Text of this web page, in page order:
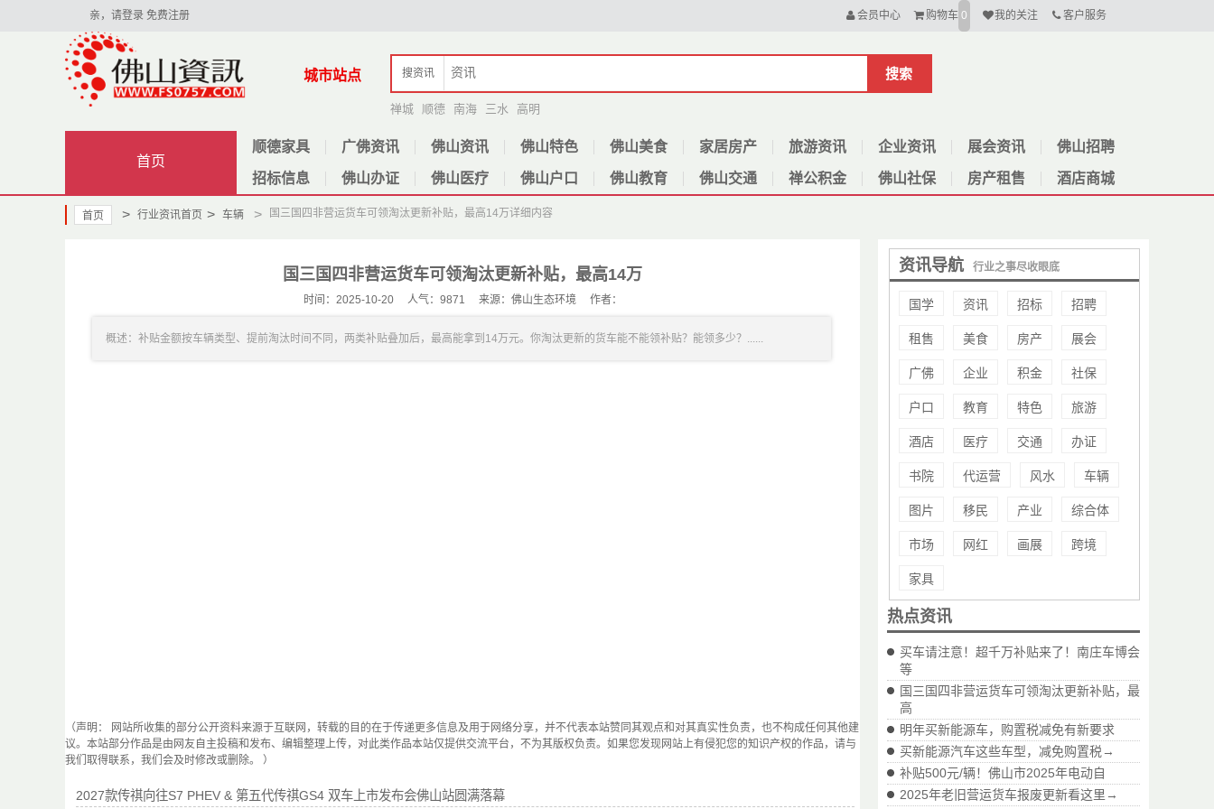
亲，请登录 免费注册 会员中心 购物车 0 我的关注 客户服务
城市站点 搜资讯 搜索
禅城 顺德 南海 三水 高明
首页
顺德家具 广佛资讯 佛山资讯 佛山特色 佛山美食 家居房产 旅游资讯 企业资讯 展会资讯 佛山招聘
招标信息 佛山办证 佛山医疗 佛山户口 佛山教育 佛山交通 禅公积金 佛山社保 房产租售 酒店商城
首页 > 行业资讯首页 > 车辆 > 国三国四非营运货车可领淘汰更新补贴，最高14万详细内容
资讯导航 行业之事尽收眼底
国学 资讯 招标 招聘
租售 美食 房产 展会
广佛 企业 积金 社保
户口 教育 特色 旅游
酒店 医疗 交通 办证
书院 代运营 风水 车辆
图片 移民 产业 综合体
市场 网红 画展 跨境
家具
热点资讯
买车请注意！超千万补贴来了！南庄车博会
等
国三国四非营运货车可领淘汰更新补贴，最
高
明年买新能源车，购置税减免有新要求
买新能源汽车这些车型，减免购置税→
补贴500元/辆！佛山市2025年电动自
2025年老旧营运货车报废更新看这里→
国三国四非营运货车可领淘汰更新补贴，最高14万
时间：2025-10-20 人气：9871 来源：佛山生态环境 作者：
概述：补贴金额按车辆类型、提前淘汰时间不同，两类补贴叠加后，最高能拿到14万元。你淘汰更新的货车能不能领补贴？能领多少？......
（声明： 网站所收集的部分公开资料来源于互联网，转载的目的在于传递更多信息及用于网络分享，并不代表本站赞同其观点和对其真实性负责，也不构成任何其他建
议。本站部分作品是由网友自主投稿和发布、编辑整理上传，对此类作品本站仅提供交流平台，不为其版权负责。如果您发现网站上有侵犯您的知识产权的作品，请与
我们取得联系，我们会及时修改或删除。 ）
2027款传祺向往S7 PHEV & 第五代传祺GS4 双车上市发布会佛山站圆满落幕